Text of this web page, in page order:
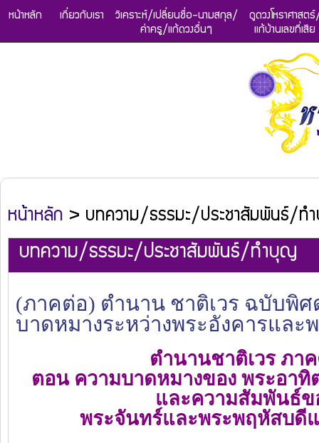
หน้าหลัก เกี่ยวกับเรา
วิเคราะห์/เปลี่ยนชื่อ-นามสกุล/
ค่าครู/แก้ดวงอื่นๆ
ดูดวงโหราศาสต
แก้บ้านเลขที่เสีย
หน้าหลัก > บทความ/ธรรมะ/ประชาสัมพันธ์/ท
บทความ/ธรรมะ/ประชาสัมพันธ์/ทำบุญ
(ภาคต่อ) ตำนาน ชาติเวร ฉบับพิศ
บาดหมางระหว่างพระอังคารและ
ตำนานชาติเวร ภา
ตอน ความบาดหมางของ พระอาทิ
และความสัมพันธ์ข
พระจันทร์และพระพฤหัสบดี